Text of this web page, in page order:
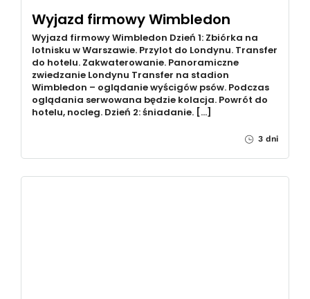
Wyjazd firmowy Wimbledon
Wyjazd firmowy Wimbledon Dzień 1: Zbiórka na
lotnisku w Warszawie. Przylot do Londynu. Transfer
do hotelu. Zakwaterowanie. Panoramiczne
zwiedzanie Londynu Transfer na stadion
Wimbledon – oglądanie wyścigów psów. Podczas
oglądania serwowana będzie kolacja. Powrót do
hotelu, nocleg. Dzień 2: śniadanie. […]
3 dni